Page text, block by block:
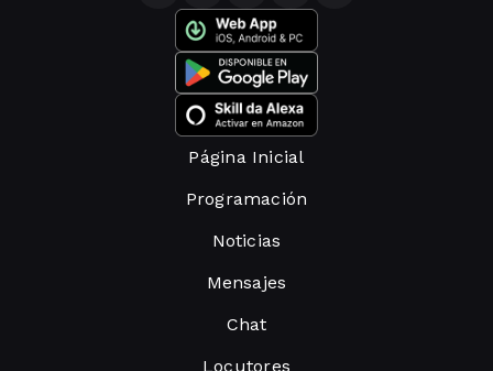
Página Inicial
Programación
Noticias
Mensajes
Chat
Locutores